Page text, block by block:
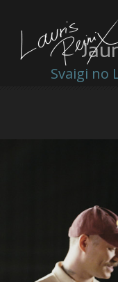
Svaigi no